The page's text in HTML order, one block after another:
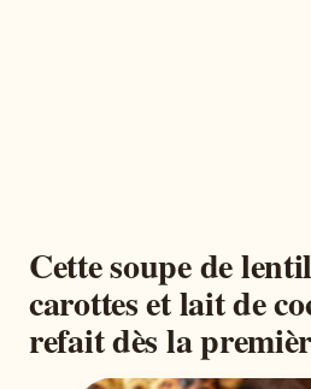
Cette soupe de
carottes et lait de
refait dès la